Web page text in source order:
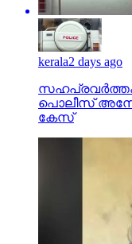
kerala2 days ago
പൊലീസ്
കേസ്